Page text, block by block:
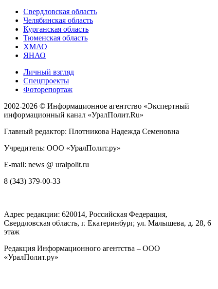
Свердловская область
Челябинская область
Курганская область
Тюменская область
ХМАО
ЯНАО
Личный взгляд
Спецпроекты
Фоторепортаж
2002-2026 © Информационное агентство «Экспертный
информационный канал «УралПолит.Ru»
Главный редактор: Плотникова Надежда Семеновна
Учредитель: ООО «УралПолит.ру»
E-mail: news @ uralpolit.ru
8 (343) 379-00-33
Адрес редакции: 620014, Российская Федерация,
Свердловская область, г. Екатеринбург, ул. Малышева, д. 28, 6
этаж
Редакция Информационного агентства – ООО
«УралПолит.ру»